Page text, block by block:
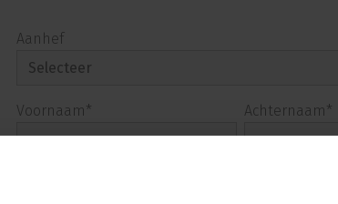
Aanhef
Voornaam* Achternaam*